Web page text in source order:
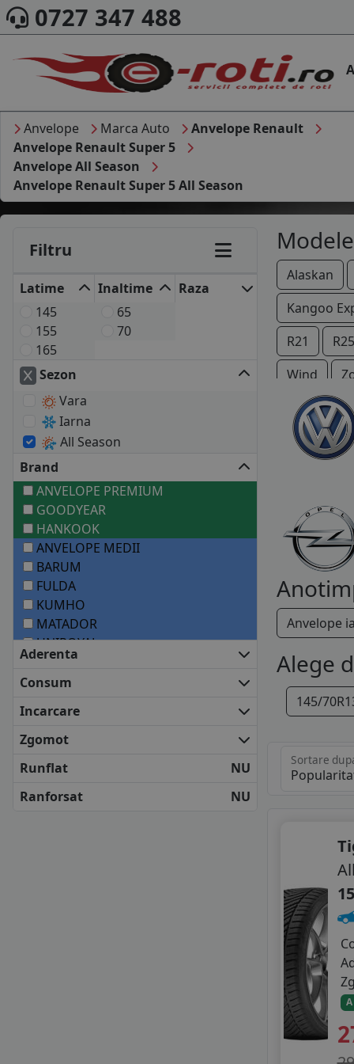
0727 347 488
Anvelope Marca Auto
Anvelope Renault
Anvelope Renault Super 5
Anvelope All Season
Anvelope Renault Super 5 All Season
Filtru
Latime
145
155
165
Inaltime
65
70
Raza
Sezon
Vara
Iarna
All Season
Brand
ANVELOPE PREMIUM
GOODYEAR
HANKOOK
ANVELOPE MEDII
BARUM
FULDA
KUMHO
MATADOR
UNIROYAL
VREDESTEIN
ANVELOPE BUGET
GOODRIDE
HIFLY
KORMORAN
LAUFENN
Aderenta
Consum
Incarcare
Zgomot
Runflat
NU
Ranforsat
NU
Alaskan
Kangoo
R21
R25
Wind
Anvelope
Alege
145/
Sortare
A